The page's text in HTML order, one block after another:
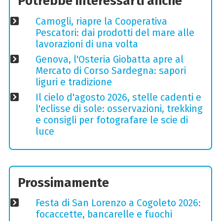
Camogli, riapre la Cooperativa
Pescatori: dai prodotti del mare alle
lavorazioni di una volta
Genova, l'Osteria Giobatta apre al
Mercato di Corso Sardegna: sapori
liguri e tradizione
Il cielo d'agosto 2026, stelle cadenti e
l'eclisse di sole: osservazioni, trekking
e consigli per fotografare le scie di
luce
Prossimamente
Festa di San Lorenzo a Cogoleto 2026:
focaccette, bancarelle e fuochi